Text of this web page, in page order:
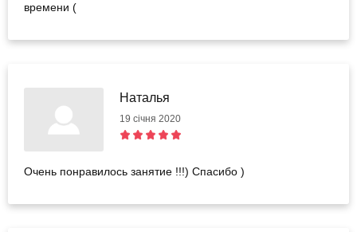
времени (
Наталья
19 січня 2020
Очень понравилось занятие !!!) Спасибо )